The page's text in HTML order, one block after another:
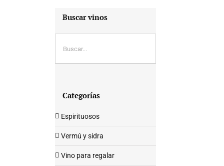
Buscar vinos
Categorías
Espirituosos
Vermú y sidra
Vino para regalar